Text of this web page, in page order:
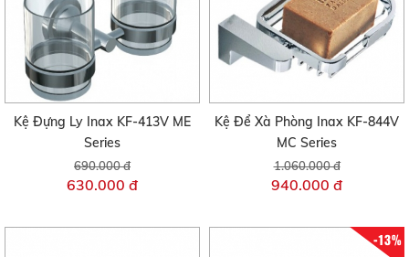
Kệ Đựng Ly Inax KF-413V ME
Series
690.000 đ
630.000 đ
Kệ Để Xà Phòng Inax KF-844V
MC Series
1.060.000 đ
940.000 đ
-13%